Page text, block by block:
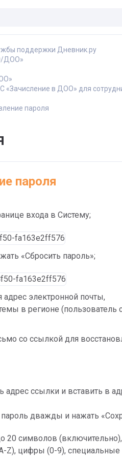
поддержки Дневник.ру
ДОО»
«Зачисление в ДОО» для
пароля
пароля
входа в Систему;
«Сбросить пароль»;
адрес электронной почты,
в регионе (пользователь
со ссылкой для
адрес ссылки и вставить в
дважды и нажать
20 символов
Z), цифры (0-9), специальные